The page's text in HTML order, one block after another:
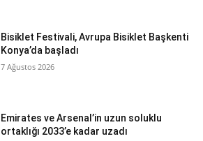
Bisiklet Festivali, Avrupa Bisiklet Başkenti
Konya’da başladı
7 Ağustos 2026
Emirates ve Arsenal’in uzun soluklu
ortaklığı 2033’e kadar uzadı